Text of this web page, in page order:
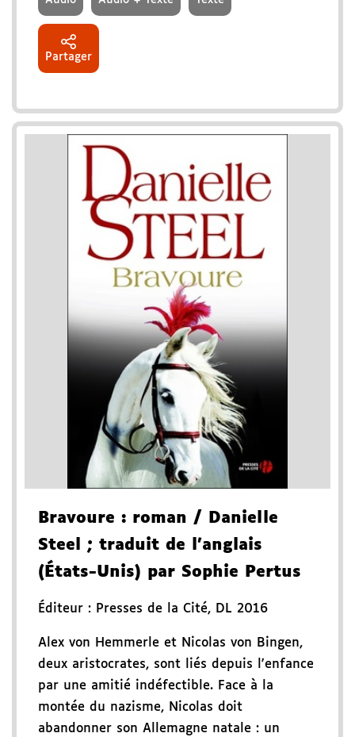
Partager
Bravoure : roman / Danielle
Steel
; traduit de l'anglais
(États-Unis) par Sophie Pertus
Éditeur : Presses de la Cité, DL 2016
Alex von Hemmerle et Nicolas von Bingen,
deux aristocrates, sont liés depuis l'enfance
par une amitié indéfectible. Face à la
montée du nazisme, Nicolas doit
abandonner son Allemagne natale : un